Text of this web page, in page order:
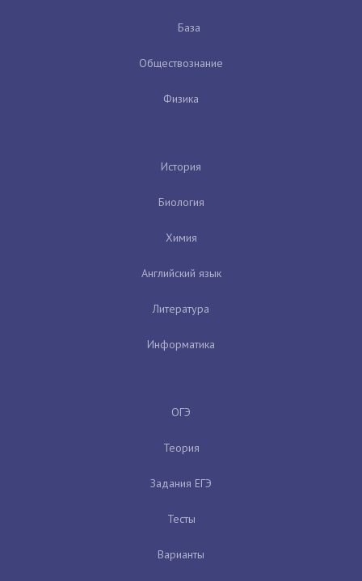
База
Обществознание
Физика
История
Биология
Химия
Английский язык
Литература
Информатика
ОГЭ
Теория
Задания ЕГЭ
Тесты
Варианты